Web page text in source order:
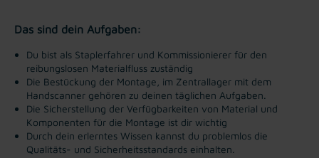
Das sind dein Aufgaben:
Du bist als Staplerfahrer und Kommissionierer für den
reibungslosen Materialfluss zuständig
Die Bestückung der Montage, im Zentrallager mit dem
Handscanner gehören zu deinen täglichen Aufgaben.
Die Sicherstellung der Verfügbarkeiten von Material und
Komponenten für die Montage ist dir wichtig
Durch dein erlerntes Wissen kannst du problemlos die
Qualitäts- und Sicherheitsstandards einhalten.